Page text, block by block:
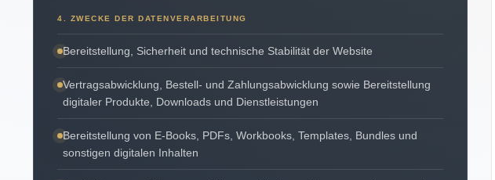
4. ZWECKE DER DATENVERARBEITUNG
Bereitstellung, Sicherheit und technische Stabilität der Website
Vertragsabwicklung, Bestell- und Zahlungsabwicklung sowie Bereitstellung
digitaler Produkte, Downloads und Dienstleistungen
Bereitstellung von E-Books, PDFs, Workbooks, Templates, Bundles und
sonstigen digitalen Inhalten